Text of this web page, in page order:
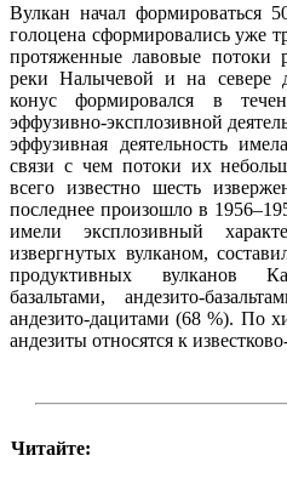
Вулкан начал формироваться
голоцена сформировались уже
протяженные лавовые потоки
реки Налычевой и на севере
конус формировался в
эффузивно-эксплозивной
эффузивная деятельность
связи с чем потоки их
всего известно шесть
последнее произошло в
имели эксплозивный
извергнутых вулканом,
продуктивных вулканов
базальтами, андезито-
андезито-дацитами (68 %). По
андезиты относятся к
Читайте: